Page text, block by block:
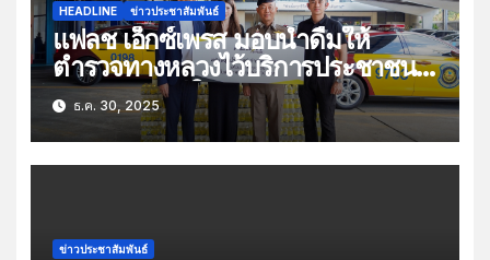
HEADLINE ข่าวประชาสัมพันธ์
แฟลช เอ็กซ์เพรส มอบน้ำดื่มให้
ตำรวจทางหลวงไว้บริการประชาชน
ช่วงเทศกาลปีใหม่
ธ.ค. 30, 2025
ข่าวประชาสัมพันธ์